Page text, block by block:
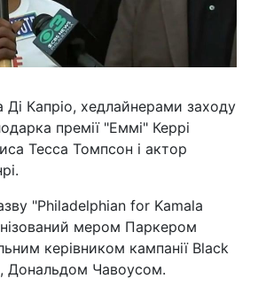
Ді Капріо, хедлайнерами заходу
премії "Еммі" Керрі
Тесса Томпсон і актор
"Philadelphian for Kamala
мером Паркером
керівником кампанії Black
Дональдом Чавоусом.